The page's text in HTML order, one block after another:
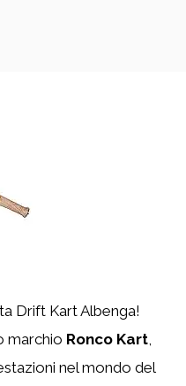
Drift Kart Albenga!
marchio Ronco Kart,
nel mondo del